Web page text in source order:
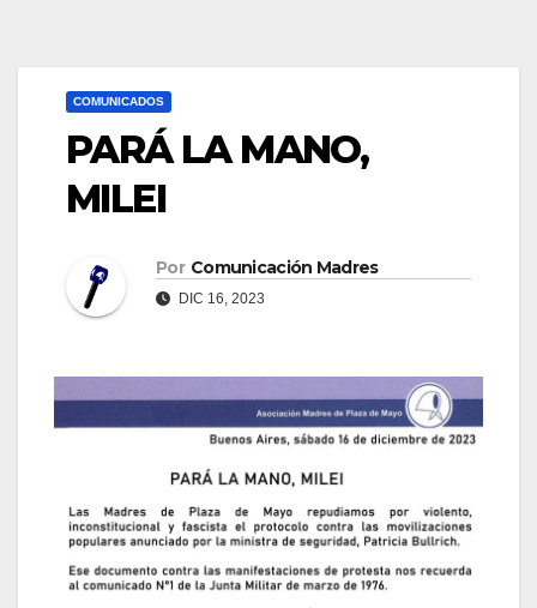
COMUNICADOS
PARÁ LA MANO,
MILEI
Por Comunicación Madres
DIC 16, 2023